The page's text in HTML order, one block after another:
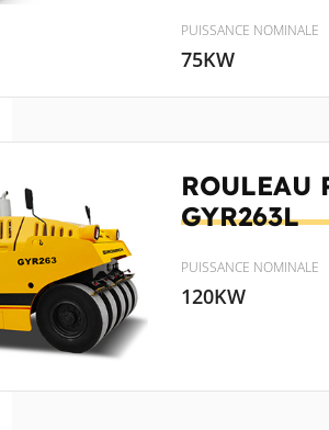
PUISSANCE NOMINALE
75KW
ROULEAU
GYR263L
PUISSANCE NOMINALE
120KW